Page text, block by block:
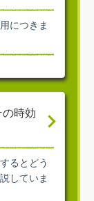
につきま
時効
るとどう
していま